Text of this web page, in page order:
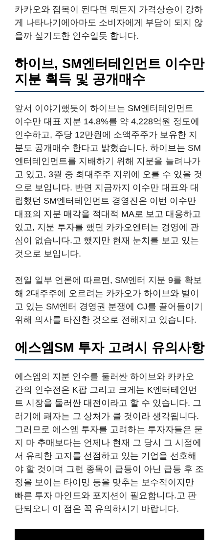
카카오와 접목이 된다면 뭐든지 가격상승이 강하
게 나타나기에아마도 소비자에게 부담이 되지 않
을까 싶기도한 인수일듯 합니다.
하이브, SM엔터테인먼트 이수만
지분 획득 및 공개매수
앞서 이야기했듯이 하이브는 SM엔터테인먼트
이수만 대표 지분 14.8%를 약 4,228억원 정도에
인수하고, 주당 12만원에 소액주주가 보유한 지
분도 공개매수 한다고 밝혔습니다. 하이브는 SM
엔터테인먼트를 지배하기 위해 지분을 늘려나가
고 있고, 3월 중 최대주주 지위에 오를 수 있을 것
으로 보입니다. 반면 지금까지 이수만 대표와 대
립했던 SM엔터테인먼트 경영진은 이번 이수만
대표의 지분 매각을 적대적 MA로 보고 대응하고
있고, 지분 투자를 했던 카카오엔터는 경영에 관
심이 없습니다.고 했지만 현재 눈치를 보고 있는
것으로 보입니다.
전일 일부 언론에 따르면, SM엔터 지분 9를 확보
해 2대주주에 오르려는 카카오가 하이브와 벌이
고 있는 SM엔터 경영권 분쟁에 CJ를 끌어들이기
위해 의사를 타진한 것으로 전해지고 있습니다.
에스엠SM 투자 고려시 유의사항
에스엠의 지분 인수를 둘러싼 하이브와 카카오
간의 인수전은 K팝 그리고 크게는 K엔터테인먼
트 시장을 둘러싼 대전이라고 할 수 있습니다. 그
러기에 패자는 그 상처가 클 것이라 생각됩니다.
그러므로 에스엠 투자를 고려하는 투자자들은 묻
지 마 추매보다는 언제나 현재 그 당시 그 시점에
서 유리한 고지를 선점하고 있는 기업을 선호해
야 할 것이며 그런 종목이 급등이 아닌 급등 후 조
정을 보이는 타이밍 등을 맞추는 보수적이지만
빠른 투자 마인드와 포지션이 필요합니다.고 판
단되오니 이 점은 꼭 유의하시기 바랍니다.